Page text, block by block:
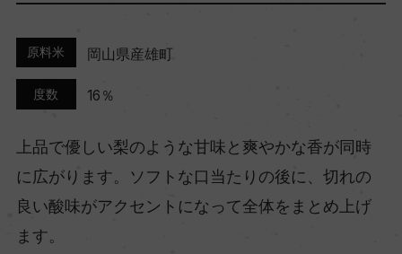
原料米 岡山県産雄町
度数 16％
上品で優しい梨のような甘味と爽やかな香が同時
に広がります。ソフトな口当たりの後に、切れの
良い酸味がアクセントになって全体をまとめ上げ
ます。